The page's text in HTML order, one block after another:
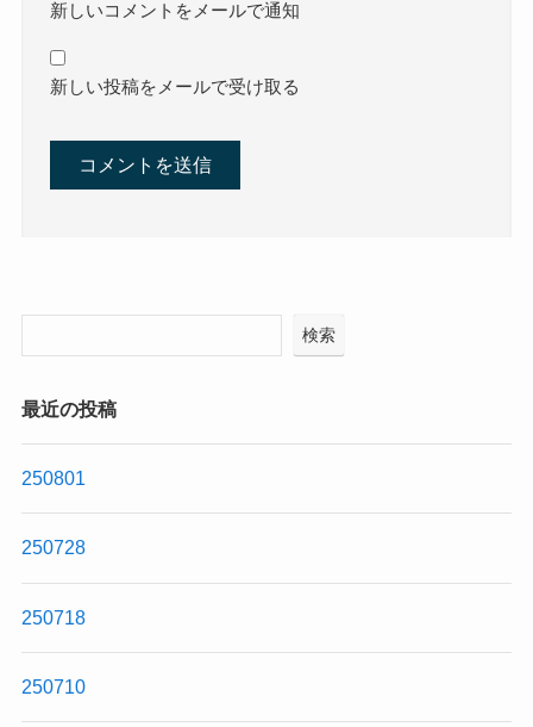
新しいコメントをメールで通知
新しい投稿をメールで受け取る
検索
最近の投稿
250801
250728
250718
250710